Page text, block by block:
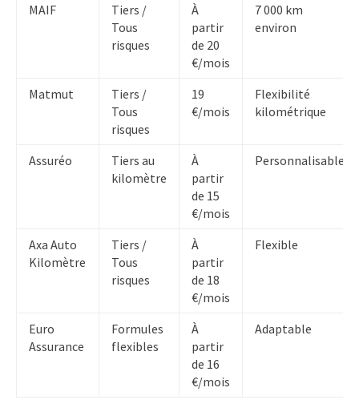
MAIF
Tiers /
Tous
risques
À
partir
de 20
€/mois
7 000 km
environ
Matmut
Tiers /
Tous
risques
19
€/mois
Flexibilité
kilométrique
Assuréo
Tiers au
kilomètre
À
partir
de 15
€/mois
Personnalisable
Axa Auto
Kilomètre
Tiers /
Tous
risques
À
partir
de 18
€/mois
Flexible
Euro
Assurance
Formules
flexibles
À
partir
de 16
€/mois
Adaptable